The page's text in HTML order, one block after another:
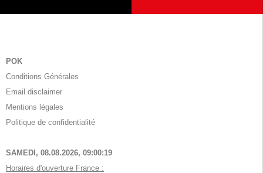
POK
Conditions Générales
Email disclaimer
Mentions légales
Politique de confidentialité
SAMEDI, 08.08.2026, 09:00:19
Horaires d'ouverture France :